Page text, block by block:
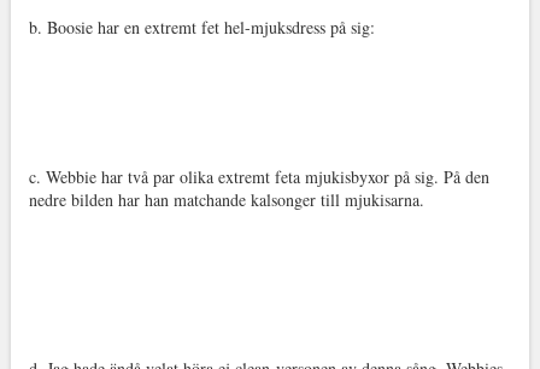
b. Boosie har en extremt fet hel-mjuksdress på sig:
c. Webbie har två par olika extremt feta mjukisbyxor på sig. På den
nedre bilden har han matchande kalsonger till mjukisarna.